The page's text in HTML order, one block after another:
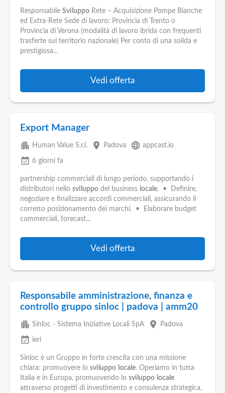
Responsabile Sviluppo Rete – Acquisizione Pompe Bianche
ed Extra-Rete Sede di lavoro: Provincia di Trento o
Provincia di Verona (modalità di lavoro ibrida con frequenti
trasferte sul territorio nazionale) Per conto di una solida e
prestigiosa...
Vedi offerta
Export Manager
apartment Human Value S.r.l. place Padova language appcast.io
event_available 6 giorni fa
partnership commerciali di lungo periodo, supportando i
distributori nello sviluppo del business locale. • Definire,
negoziare e finalizzare accordi commerciali, assicurando il
corretto posizionamento dei marchi. • Elaborare budget
commerciali, forecast...
Vedi offerta
Responsabile amministrazione, finanza e
controllo gruppo sinloc | padova | amm20
apartment Sinloc - Sistema Iniziative Locali SpA place Padova
event_available ieri
Sinloc è un Gruppo in forte crescita con una missione
chiara: promuovere lo sviluppo locale. Operiamo in tutta
Italia e in Europa, promuovendo lo sviluppo locale
attraverso progetti di investimento e consulenza strategica,